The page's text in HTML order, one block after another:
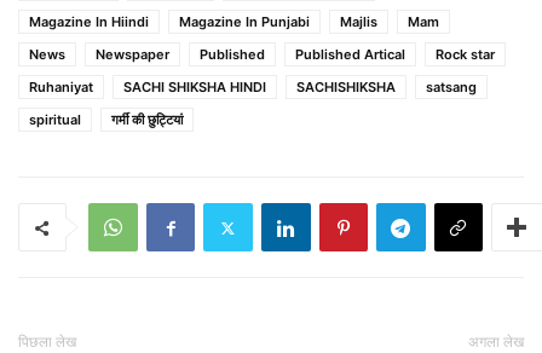
Magazine In Hiindi
Magazine In Punjabi Majlis
Mam
News
Newspaper Published Published Artical
Rock star
Ruhaniyat
SACHI SHIKSHA HINDI SACHISHIKSHA
satsang
spiritual
गर्मी की छुट्टियां
पिछला लेख अगला लेख